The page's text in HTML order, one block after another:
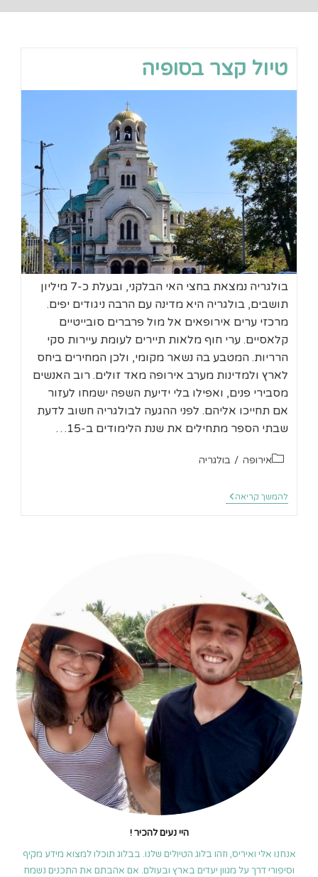
טיול קצר בסופיה
בולגריה נמצאת בחצי האי הבלקני, ובעלת כ-7 מיליון
תושבים, בולגריה היא מדינה עם הרבה ניגודים יפים.
מרכזי ערים אירופאים אל מול פרברים סובייטיים
קלאסיים. ערי חוף מלאות תיירים לעומת עיירות סקי
הרריות. המטבע בה נשאר מקומי, ולכן המחירים ביחס
לארץ ולמדינות מערב אירופה מאד זולים. רוב האנשים
מסבירי פנים, ואפילו בלי ידיעת השפה ישמחו לעזור
אם תחייכו אליהם. לפני ההגעה לבולגריה חשוב לדעת
שבתי הספר מתחילים את שנת הלימודים ב-15…
קטגוריה:
אירופה / בולגריה
להמשך קריאה טיול
קצר
היי נעים להכיר !
אנחנו אלי ואיריס, וזהו בלוג הטיולים שלנו. בבלוג תוכלו למצוא מידע מקיף
וסיפורי דרך על מגוון יעדים בארץ ובעולם. אם אהבתם את התכנים נשמח